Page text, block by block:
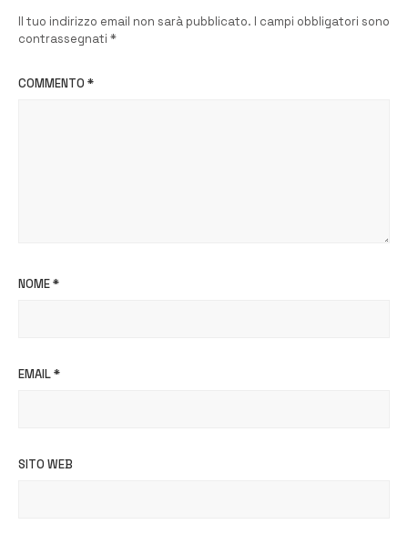
Il tuo indirizzo email non sarà pubblicato. I campi obbligatori sono
contrassegnati *
COMMENTO *
NOME*
EMAIL*
SITO WEB